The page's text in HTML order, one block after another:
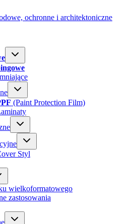
(Paint Protection Film)
Styl
wielkoformatowego
zastosowania